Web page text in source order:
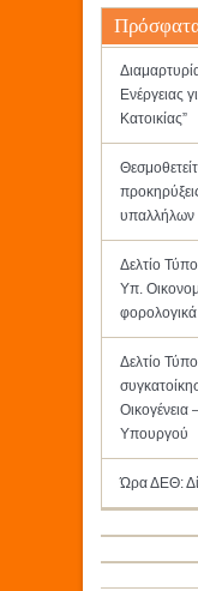
Ενέργειας
Κατοικίας”
υπαλλήλων
Δελτίο
Υπ.
Δελτίο
Οικογένεια
Υπουργού
Ώρα ΔΕΘ: